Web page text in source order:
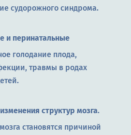
судорожного синдрома.
и перинатальные
голодание плода,
травмы в родах
структур мозга.
становятся причиной